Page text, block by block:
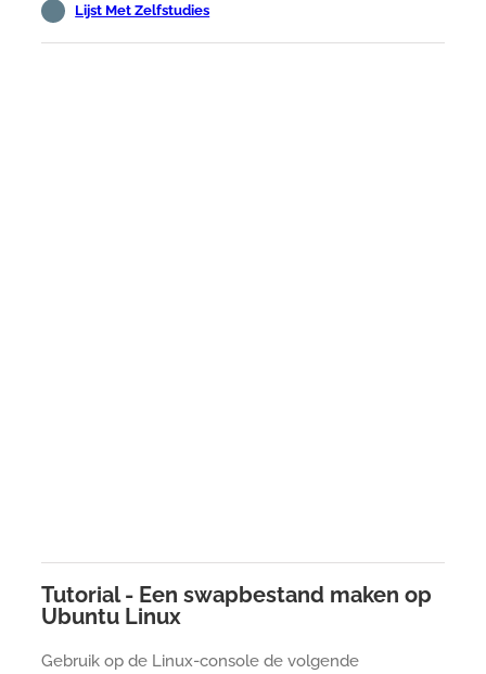
Lijst Met Zelfstudies
Tutorial - Een swapbestand maken op
Ubuntu Linux
Gebruik op de Linux-console de volgende